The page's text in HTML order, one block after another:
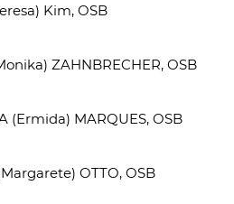
Kim, OSB
ZAHNBRECHER, OSB
(Ermida) MARQUES, OSB
OTTO, OSB